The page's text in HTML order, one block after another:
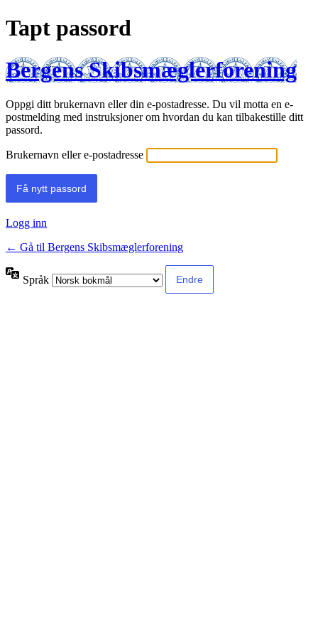
Tapt passord
Bergens Skibsmæglerforening
Oppgi ditt brukernavn eller din e-postadresse. Du vil motta en e-
postmelding med instruksjoner om hvordan du kan tilbakestille ditt
passord.
Brukernavn eller e-postadresse
Logg inn
← Gå til Bergens Skibsmæglerforening
Språk